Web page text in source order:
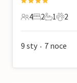
4 Goście
4
2 Sypialnie
2
1 Łazienka
1
2
2
9 sty • 7 noce